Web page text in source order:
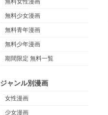
無料女性漫画
無料少女漫画
無料青年漫画
無料少年漫画
期間限定 無料一覧
ジャンル別漫画
女性漫画
少女漫画